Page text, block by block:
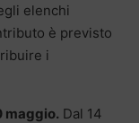
elenchi
è previsto
i
maggio. Dal 14